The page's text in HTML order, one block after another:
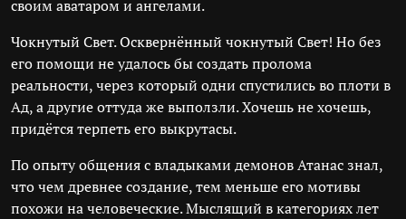
своим аватаром и ангелами.
Чокнутый Свет. Осквернённый чокнутый Свет! Но без
его помощи не удалось бы создать пролома
реальности, через который одни спустились во плоти в
Ад, а другие оттуда же выползли. Хочешь не хочешь,
придётся терпеть его выкрутасы.
По опыту общения с владыками демонов Атанас знал,
что чем древнее создание, тем меньше его мотивы
похожи на человеческие. Мыслящий в категориях лет